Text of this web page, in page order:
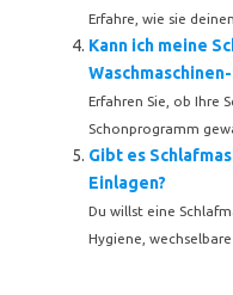
Erfahre, wie sie deinen
Kann ich meine
Erfahren Sie, ob Ihre
Schonprogramm
Gibt es
Einlagen?
Du willst eine
Hygiene, wechselbare